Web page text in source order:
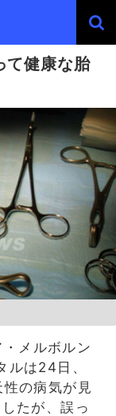
て健康な胎
メルボルン
ルは24日、
の病気が見
たが、誤っ